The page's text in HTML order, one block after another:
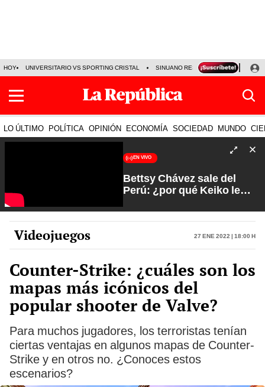
HOY UNIVERSITARIO VS SPORTING CRISTAL SINUANO RESULTADOS HOY
LO ÚLTIMO POLÍTICA OPINIÓN ECONOMÍA SOCIEDAD MUNDO
EN VIVO
Bettsy Chávez sale del
Perú: ¿por qué Keiko le
Fuerte y Claro con Manuela
Camacho
Videojuegos 27 Ene 2022 | 18:00 h
Counter-Strike: ¿cuáles son los
mapas más icónicos del
popular shooter de Valve?
Para muchos jugadores, los terroristas tenían
ciertas ventajas en algunos mapas de Counter-
Strike y en otros no. ¿Conoces estos
escenarios?